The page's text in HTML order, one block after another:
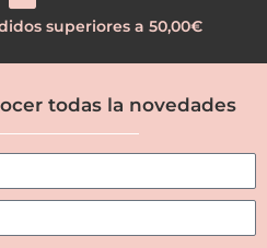
superiores a 50,00€
todas la novedades